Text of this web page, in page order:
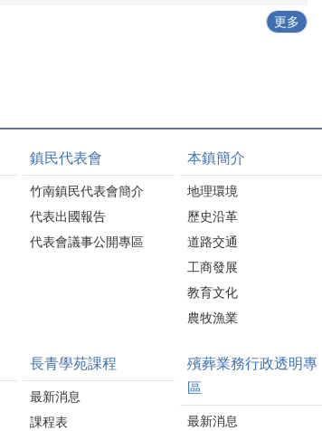
更多
鎮民代表會
竹南鎮民代表會簡介
代表出國報告
代表會議事公開專區
本鎮簡介
地理環境
歷史沿革
道路交通
工商發展
教育文化
農牧漁業
長青學苑課程
最新消息
課程表
殯葬業務行政透明專
區
最新消息